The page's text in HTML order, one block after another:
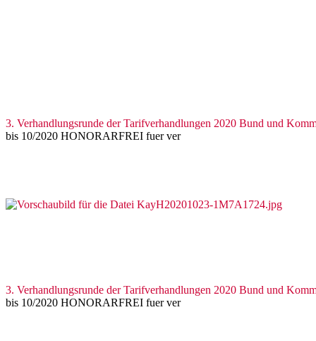
3. Verhandlungsrunde der Tarifverhandlungen 2020 Bund und
bis 10/2020 HONORARFREI fuer ver
3. Verhandlungsrunde der Tarifverhandlungen 2020 Bund und
bis 10/2020 HONORARFREI fuer ver